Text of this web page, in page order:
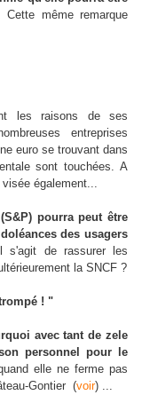
Cette même remarque
les raisons de ses
entreprises
euro se trouvant dans
sont touchées. A
également...
pourra peut être
des usagers
s'agit de rassurer les
la SNCF ?
! "
avec tant de zele
personnel pour le
elle ne ferme pas
Gontier (voir) ...